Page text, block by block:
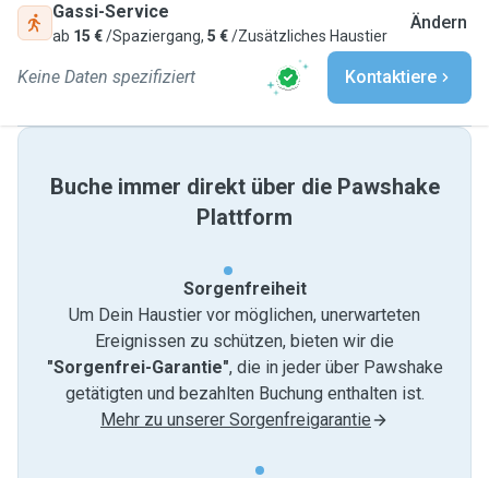
Gassi-Service
ab 15 €/Spaziergang, 5 €/Zusätzliches Haustier
Ändern
Keine Daten spezifiziert Kontaktiere
Buche immer direkt über die Pawshake
Plattform
Sorgenfreiheit
Um Dein Haustier vor möglichen, unerwarteten
Ereignissen zu schützen, bieten wir die
"Sorgenfrei-Garantie", die in jeder über Pawshake
getätigten und bezahlten Buchung enthalten ist.
Mehr zu unserer Sorgenfreigarantie